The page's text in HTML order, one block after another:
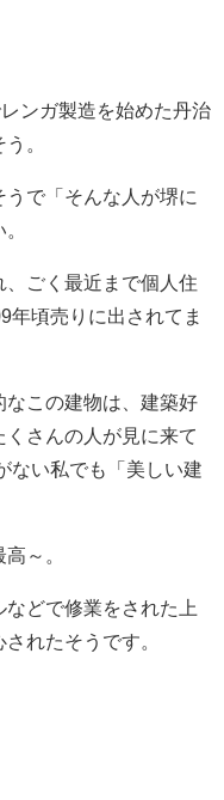
ンガ製造を始めた丹治
。
で「そんな人が堺に
、ごく最近まで個人住
年頃売りに出されてま
この建物は、建築好
さんの人が見に来て
ない私でも「美しい建
～。
どで修業をされた上
れたそうです。